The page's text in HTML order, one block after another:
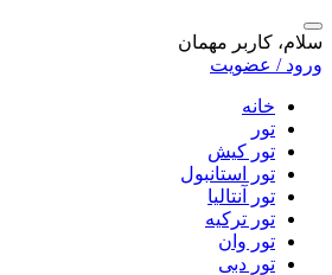
سلام، کاربر مهمان
ورود / عضویت
خانه
تور
تور کیش
تور استانبول
تور آنتالیا
تور ترکیه
تور وان
تور دبی